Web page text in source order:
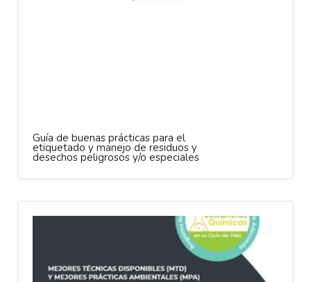
Guía de buenas prácticas para el
etiquetado y manejo de residuos y
desechos peligrosos y/o especiales